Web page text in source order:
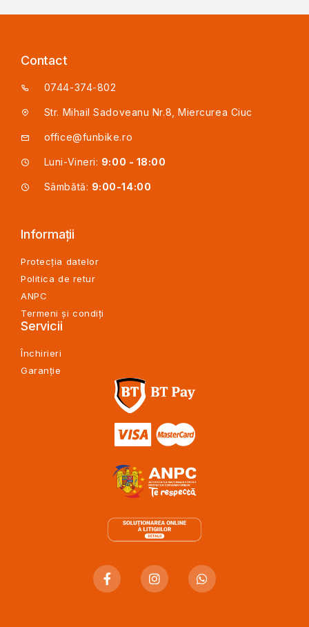
Contact
0744-374-802
Str. Mihail Sadoveanu Nr.8, Miercurea Ciuc
office@funbike.ro
Luni-Vineri: 9:00 - 18:00
Sâmbătă: 9:00-14:00
Informații
Protecția datelor
Politica de retur
ANPC
Termeni și condiți
Servicii
Închirieri
Garanție